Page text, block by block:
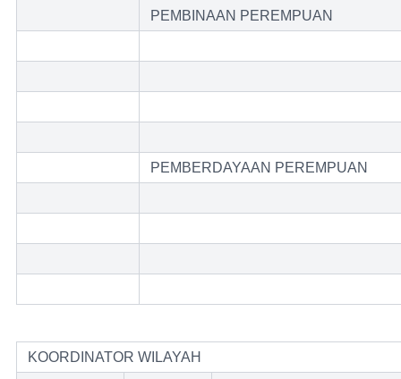
PEMBINAAN PEREMPUAN
PEMBERDAYAAN PEREMPUAN
KOORDINATOR WILAYAH